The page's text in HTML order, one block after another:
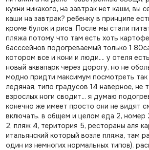
кухни никакого, на завтрак нет каши, вы
каши на завтрак? ребенку в принципе
кроме булок и риса. После мы стали
пляжа потому что там есть хоть
басссейнов подогреваемый только 1
котором все и кони и люди.... у отеля
новый аквапарк через дорогу, но не
модно придти максимум посмотреть так
ледяная, типо градусов 14 наверное, не
взрослых ноги сводит... я думаю
конечно же имеет просто они не видят
включать. в общем и целом еда 2, номер
2, пляж 4, територия 5, рестораны аля
итальянский который возле пляжа, там
один из немногих нормальных типов),